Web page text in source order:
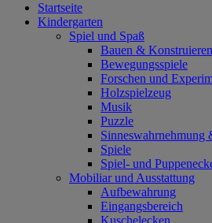
Startseite
Kindergarten
Spiel und Spaß
Bauen & Konstruieren
Bewegungsspiele
Forschen und
Holzspielzeug
Musik
Puzzle
Sinneswahrnehmung
Spiele
Spiel- und
Mobiliar und Ausstattung
Aufbewahrung
Eingangsbereich